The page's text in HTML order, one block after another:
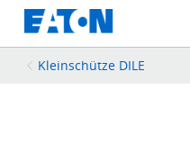
Kleinschütze DILE